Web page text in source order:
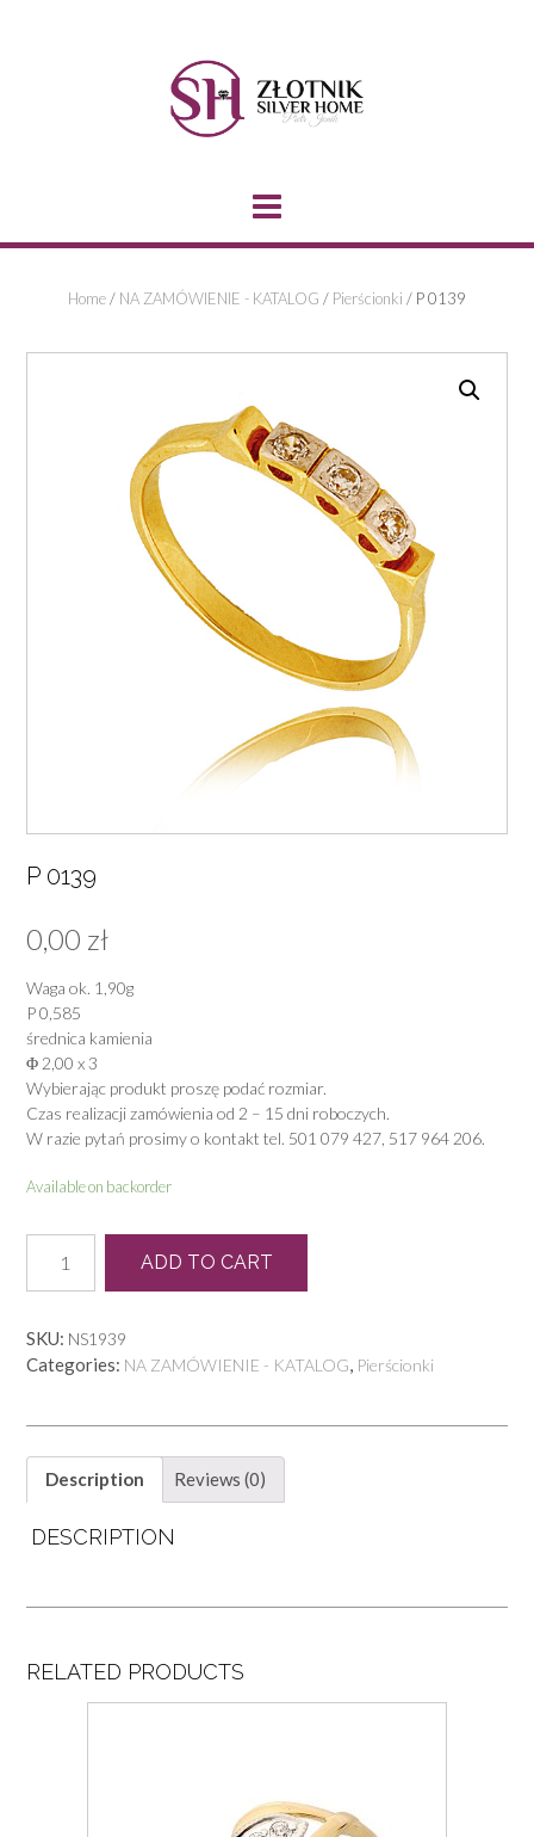
Home/ NA ZAMÓWIENIE - KATALOG / Pierścionki / P 0139
P 0139
0,00 zł
Waga ok. 1,90g
P 0,585
średnica kamienia
Φ 2,00 x 3
Wybierając produkt proszę podać rozmiar.
Czas realizacji zamówienia od 2 – 15 dni roboczych.
W razie pytań prosimy o kontakt tel. 501 079 427, 517 964 206.
Available on backorder
0139
quantity
ADD TO CART
SKU: NS1939
Categories: NA ZAMÓWIENIE - KATALOG, Pierścionki
Description Reviews (0)
DESCRIPTION
RELATED PRODUCTS